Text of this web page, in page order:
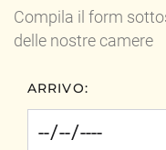
Compila il form
delle nostre camere
ARRIVO: